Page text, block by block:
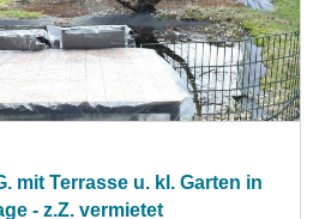
mit Terrasse u. kl. Garten in
- z.Z. vermietet